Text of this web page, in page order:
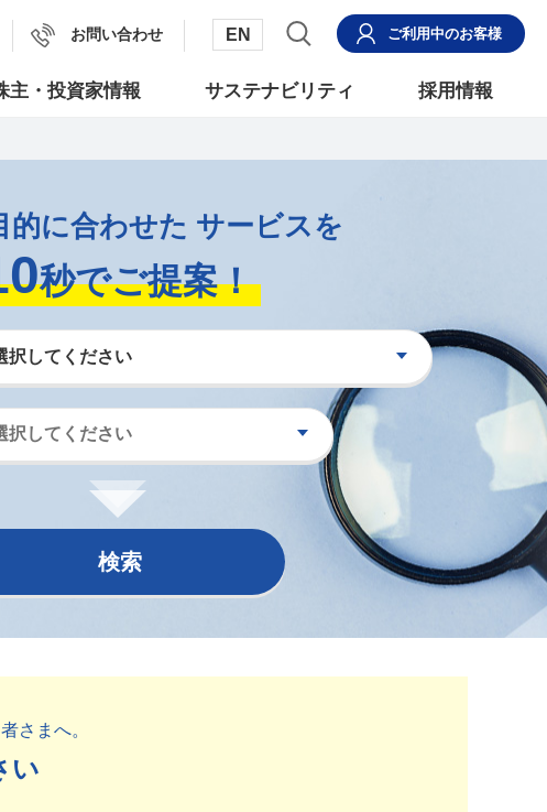
お問い合わせ EN ご利用中のお客様
主・投資家情報 サステナビリティ 採用情報
策
Pick
的に合わせた サービスを
秒でご提案！
検索
さまへ。
い